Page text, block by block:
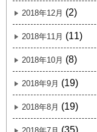
2018年12月 (2)
2018年11月 (11)
2018年10月 (8)
2018年9月 (19)
2018年8月 (19)